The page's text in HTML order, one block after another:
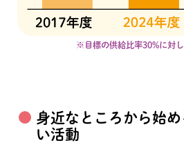
※目標の供給比率30%に対し
身近なところから始
い活動